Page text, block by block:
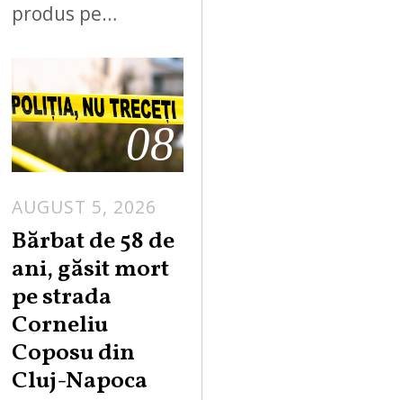
produs pe…
08
AUGUST 5, 2026
Bărbat de 58 de
ani, găsit mort
pe strada
Corneliu
Coposu din
Cluj-Napoca